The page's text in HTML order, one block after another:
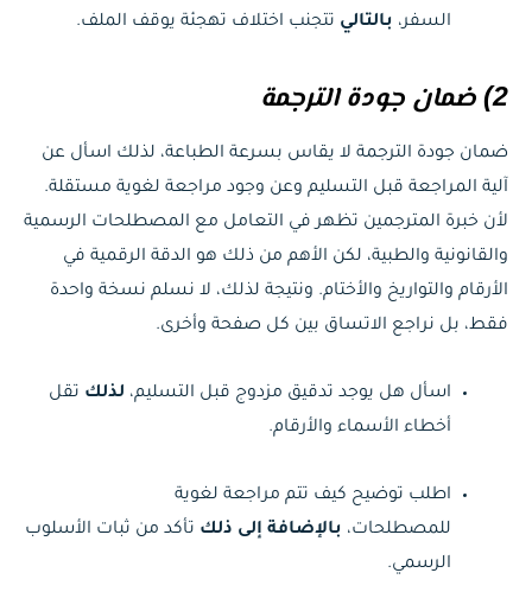
السفر، بالتالي تتجنب اختلاف تهجئة يوقف الملف.
2) ضمان جودة الترجمة
ضمان جودة الترجمة لا يقاس بسرعة الطباعة، لذلك اسأل عن
آلية المراجعة قبل التسليم وعن وجود مراجعة لغوية مستقلة.
لأن خبرة المترجمين تظهر في التعامل مع المصطلحات الرسمية
والقانونية والطبية، لكن الأهم من ذلك هو الدقة الرقمية في
الأرقام والتواريخ والأختام. ونتيجة لذلك، لا نسلم نسخة واحدة
فقط، بل نراجع الاتساق بين كل صفحة وأخرى.
اسأل هل يوجد تدقيق مزدوج قبل التسليم، لذلك تقل
أخطاء الأسماء والأرقام.
اطلب توضيح كيف تتم مراجعة لغوية
للمصطلحات، بالإضافة إلى ذلك تأكد من ثبات الأسلوب
الرسمي.